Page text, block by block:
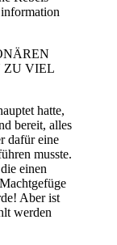
ZU VIEL
hatte,
bereit, alles
dafür eine
musste.
einen
Aber ist
werden